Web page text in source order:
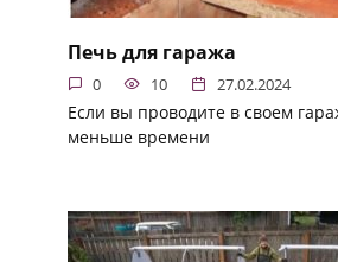
Печь для гаража
0 10 27.02.2024
Если вы проводите в своем
меньше времени